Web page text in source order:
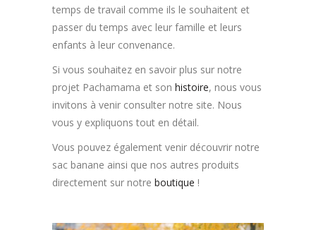
temps de travail comme ils le souhaitent et
passer du temps avec leur famille et leurs
enfants à leur convenance.
Si vous souhaitez en savoir plus sur notre
projet Pachamama et son histoire, nous vous
invitons à venir consulter notre site. Nous
vous y expliquons tout en détail.
Vous pouvez également venir découvrir notre
sac banane ainsi que nos autres produits
directement sur notre boutique !